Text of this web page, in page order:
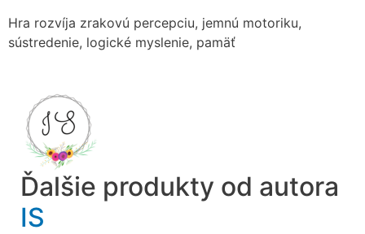
Hra rozvíja zrakovú percepciu, jemnú motoriku,
sústredenie, logické myslenie, pamäť
Ďalšie produkty od autora
IS